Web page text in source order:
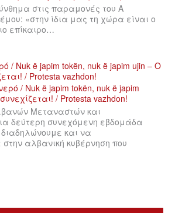
στις παραμονές του Α
«στην ίδια μας τη χώρα είναι ο
επίκαιρο…
/ Nuk ë japim tokën, nuk ë japim ujin – Ο
/ Protesta vazhdon!
Μεταναστών και
δεύτερη συνεχόμενη εβδομάδα
και να
αλβανική κυβέρνηση που